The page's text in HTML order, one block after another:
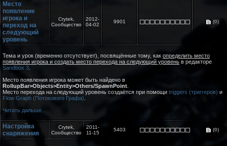
Место
появление
игрока и
переход на
следующий
уровень
Crytek,
Сообщество
2012-
04-02
9901 (0)
Тема и урок (временно отсутствует), посвящённые тому, как определить место
появления игрока и создать место перехода на следующий уровень в редакторе
Sandbox 3
Место появления игрока может быть найдено в
RollupBar>Objects>Entity>Others/SpawnPoint
Место перехода на следующий уровень создаётся при помощи triggers (триггеров) и
Flow Graph (Потокового Графа)
Читать дальше...
Настройка
снаряжения
Crytek,
Сообщество
2011-
11-15
5403 (0)